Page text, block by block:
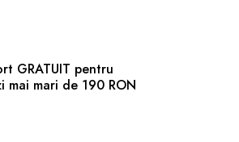
GRATUIT pentru
mai mari de 190 RON